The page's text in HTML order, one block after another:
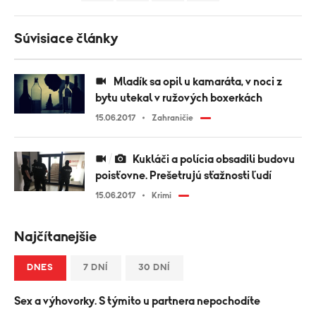
Súvisiace články
bytu utekal v ružových boxerkách
15.06.2017 Zahraničie
poisťovne. Prešetrujú sťažnosti ľudí
15.06.2017 Krimi
Najčítanejšie
DNES 7 DNÍ 30 DNÍ
Sex a výhovorky. S týmito u partnera nepochodíte